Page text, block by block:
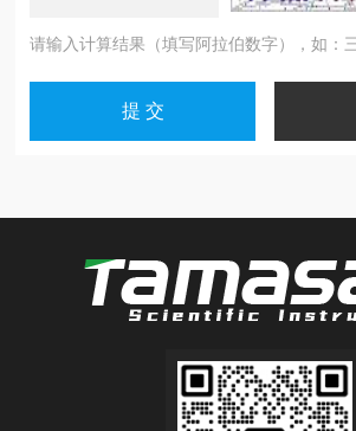
请输入计算结果（填写阿拉伯数字），如：